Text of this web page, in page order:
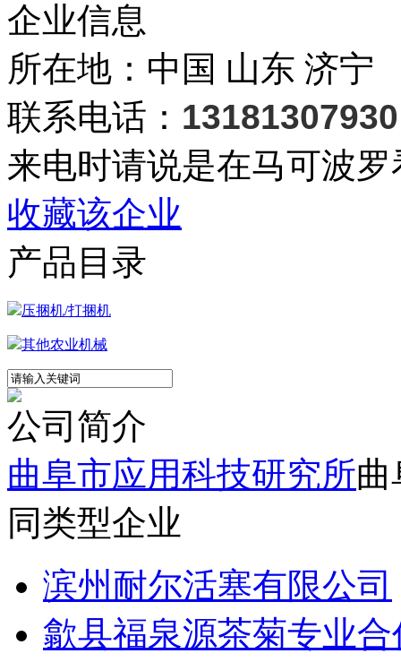
企业信息
所在地：中国 山东 济宁
联系电话： 13181307930
来电时请说是在马可波
收藏该企业
产品目录
压捆机/打捆机
其他农业机械
公司简介
曲阜市应用科技研究所曲
同类型企业
滨州耐尔活塞有限公司
歙县福泉源茶菊专业合